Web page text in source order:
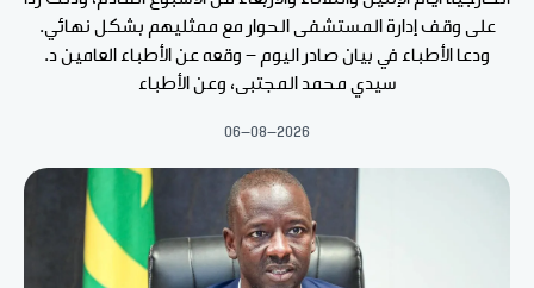
على وقف إدارة المستشفى الحوار مع ممثليهم بشكل نهائي.
ودعا الأطباء في بيان صادر اليوم - وقعه عن الأطباء العامين د.
سيدي محمد المجتبى، وعن الأطباء
06-08-2026